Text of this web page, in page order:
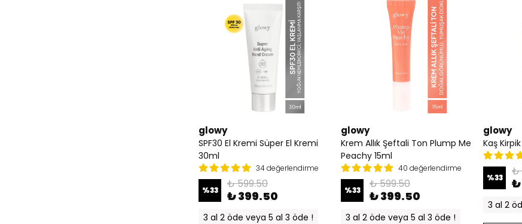
glowy
SPF30 El Kremi Süper El Kremi
30ml
34 değerlendirme
%33 ₺ 599.50
₺ 399.50
3 al 2 öde veya 5 al 3 öde !
glowy
Krem Allık Şeftali Ton Plump Me
Peachy 15ml
40 değerlendirme
%33 ₺ 599.50
₺ 399.50
3 al 2 öde veya 5 al 3 öde !
glowy
Kaş
%33 ₺
₺
3 al 2